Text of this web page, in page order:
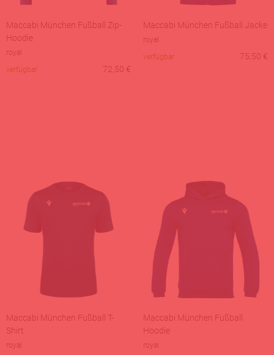
Maccabi München Fußball Zip-
Hoodie
royal
verfügbar
72,50 €
Maccabi München Fußball Jacke
royal
verfügbar
75,50 €
Maccabi München Fußball T-
Shirt
royal
Maccabi München Fußball
Hoodie
royal